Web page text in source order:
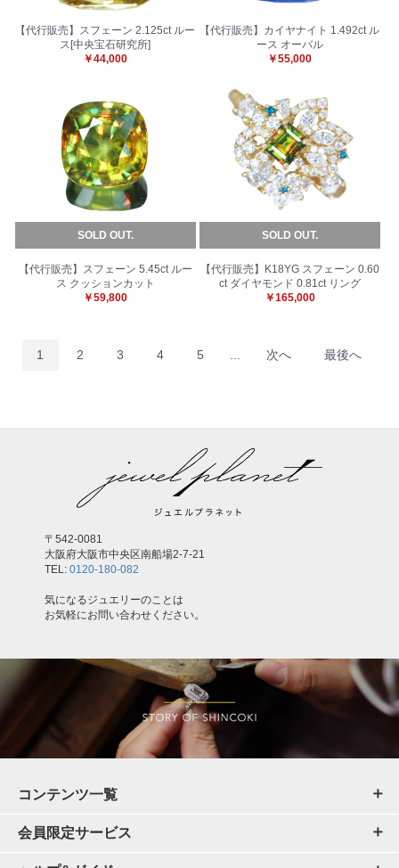
【代行販売】スフェーン 2.125ct ルー
ス[中央宝石研究所]
￥44,000
【代行販売】カイヤナイト 1.492ct ル
ース オーバル
￥55,000
SOLD OUT.
【代行販売】スフェーン 5.45ct ルー
ス クッションカット
￥59,800
SOLD OUT.
【代行販売】K18YG スフェーン 0.60
ct ダイヤモンド 0.81ct リング
￥165,000
1 2 3 4 5 次へ 最後へ
〒542-0081
大阪府大阪市中央区南船場2-7-21
TEL: 0120-180-082
気になるジュエリーのことは
お気軽にお問い合わせください。
コンテンツ一覧
会員限定サービス